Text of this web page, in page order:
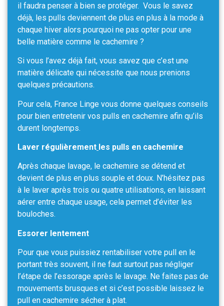
il faudra penser à bien se protéger. Vous le savez
déjà, les pulls deviennent de plus en plus à la mode à
chaque hiver alors pourquoi ne pas opter pour une
belle matière comme le cachemire ?
Si vous l’avez déjà fait, vous savez que c’est une
matière délicate qui nécessite que nous prenions
quelques précautions.
Pour cela, France Linge vous donne quelques conseils
pour bien entretenir vos pulls en cachemire afin qu’ils
durent longtemps.
Laver régulièrement les pulls en cachemire
Après chaque lavage, le cachemire se détend et
devient de plus en plus souple et doux. N’hésitez pas
à le laver après trois ou quatre utilisations, en laissant
aérer entre chaque usage, cela permet d’éviter les
bouloches.
Essorer lentement
Pour que vous puissiez rentabiliser votre pull en le
portant très souvent, il ne faut surtout pas négliger
l’étape de l’essorage après le lavage. Ne faites pas de
mouvements brusques et si c’est possible laissez le
pull en cachemire sécher à plat.